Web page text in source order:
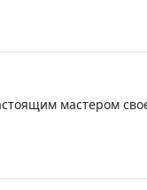
моего размера
мастером